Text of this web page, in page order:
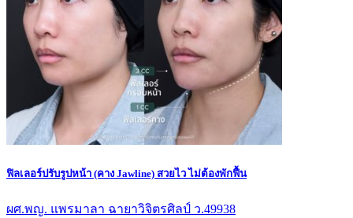
ฟิลเลอร์ปรับรูปหน้า (คาง Jawline) สวยไว ไม่ต้องพักฟื้น
ผศ.พญ. แพรมาลา ฉายาวิจิตรศิลป์ ว.49938